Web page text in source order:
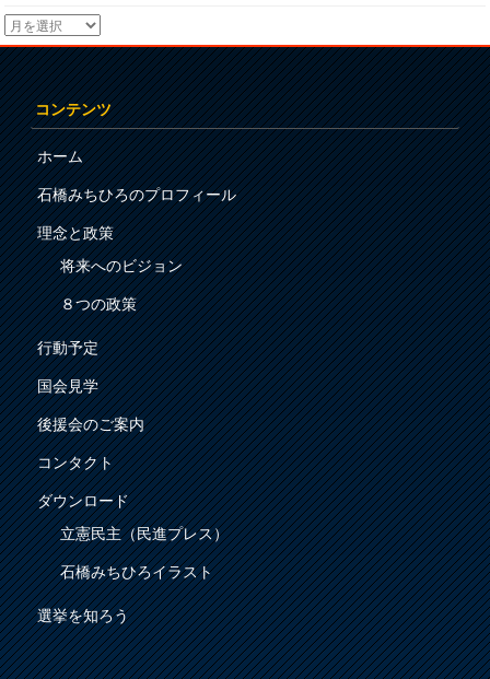
コンテンツ
ホーム
石橋みちひろのプロフィール
理念と政策
将来へのビジョン
８つの政策
行動予定
国会見学
後援会のご案内
コンタクト
ダウンロード
立憲民主（民進プレス）
石橋みちひろイラスト
選挙を知ろう